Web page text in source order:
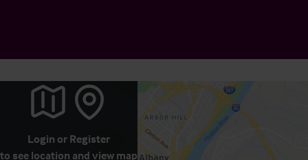
Login or Register
to see location and view map